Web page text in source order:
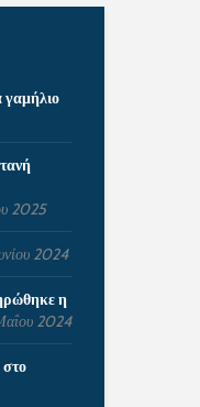
γαμήλιο
2025
2024
η
2024
στο